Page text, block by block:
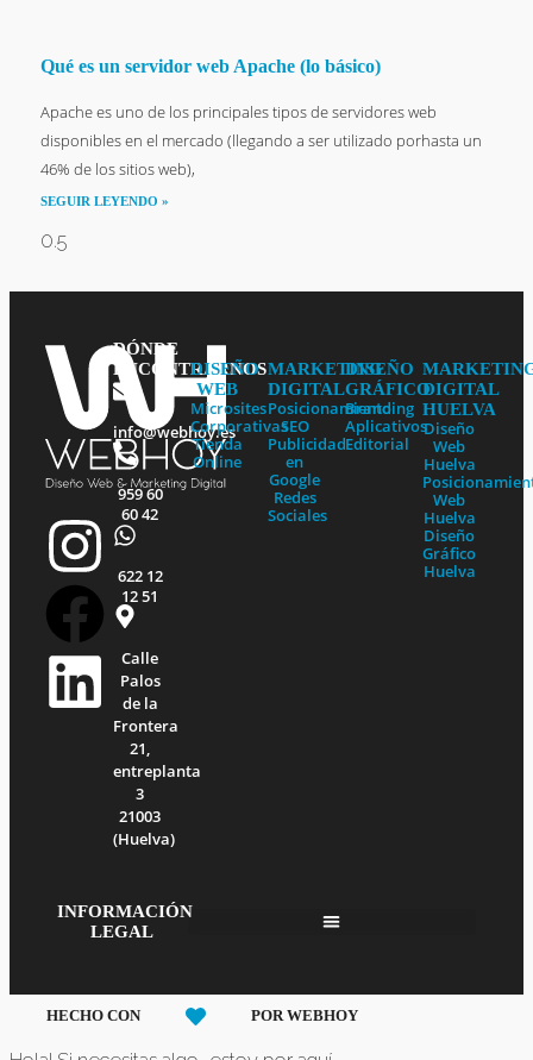
Qué es un servidor web Apache (lo básico)
Apache es uno de los principales tipos de servidores web
disponibles en el mercado (llegando a ser utilizado porhasta un
46% de los sitios web),
SEGUIR LEYENDO »
I
n
s
t
r
a
m
F
a
c
e
o
k
L
i
n
k
i
n
DÓNDE
ENCONTRARNOS
info@webhoy.es
959 60
60 42
622 12
12 51
Calle
Palos
de la
Frontera
21,
entreplanta
3
21003
(Huelva)
DISEÑO
WEB
Microsites
Corporativas
Tienda
Online
MARKETING
DIGITAL
Posicionamiento
SEO
Publicidad
en
Google
Redes
Sociales
DISEÑO
GRÁFICO
Branding
Aplicativos
Editorial
DIGITAL
HUELVA
Diseño
Web
Huelva
Web
Huelva
Diseño
Gráfico
Huelva
INFORMACIÓN
LEGAL
HECHO CON POR WEBHOY